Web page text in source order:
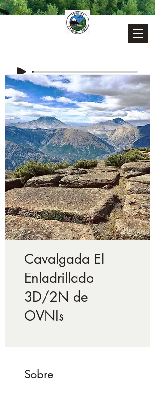
Cavalgada El
Enladrillado
3D/2N de
OVNIs
Sobre